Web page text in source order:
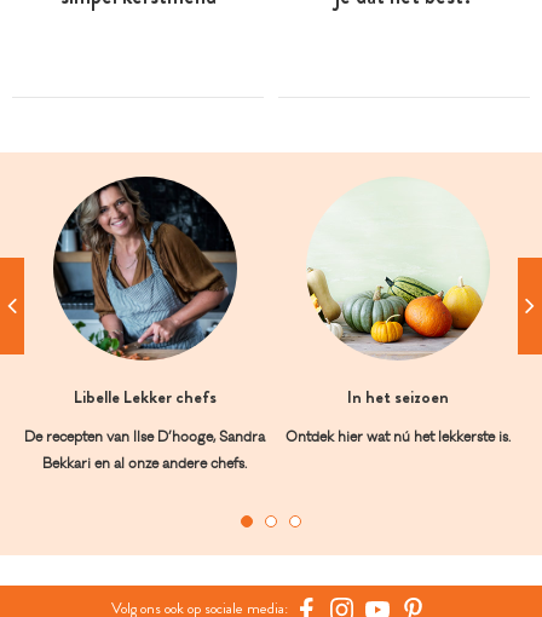
Libelle Lekker chefs
De recepten van Ilse D’hooge, Sandra
Bekkari en al onze andere chefs.
In het seizoen
Ontdek hier wat nú het lekkerste is.
Volg ons ook op sociale media: